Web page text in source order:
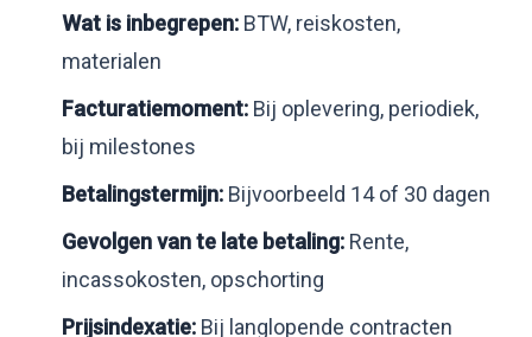
Wat is inbegrepen: BTW, reiskosten,
materialen
Facturatiemoment: Bij oplevering, periodiek,
bij milestones
Betalingstermijn: Bijvoorbeeld 14 of 30 dagen
Gevolgen van te late betaling: Rente,
incassokosten, opschorting
Prijsindexatie: Bij langlopende contracten